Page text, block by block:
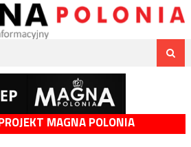
MAGNA POLONIA